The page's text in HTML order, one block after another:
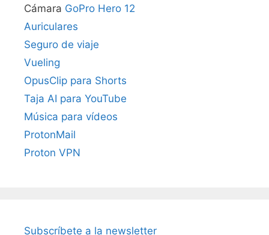
Cámara GoPro Hero 12
Auriculares
Seguro de viaje
Vueling
OpusClip para Shorts
Taja AI para YouTube
Música para vídeos
ProtonMail
Proton VPN
Subscríbete a la newsletter